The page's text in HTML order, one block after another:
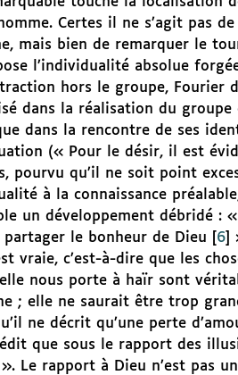
Certes il ne s’agit pas
mais bien de remarquer le
l’individualité absolue
hors le groupe, Fourier
dans la réalisation du
dans la rencontre de ses
(« Pour le désir, il est
pourvu qu’il ne soit point
à la connaissance
un développement débridé :
partager le bonheur de Dieu
6]
vraie, c’est-à-dire que les
nous porte à haïr sont
; elle ne saurait être trop
ne décrit qu’une perte
que sous le rapport des
». Le rapport à Dieu n’est pas